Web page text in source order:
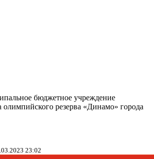
бюджетное учреждение
резерва «Динамо» города
23:02